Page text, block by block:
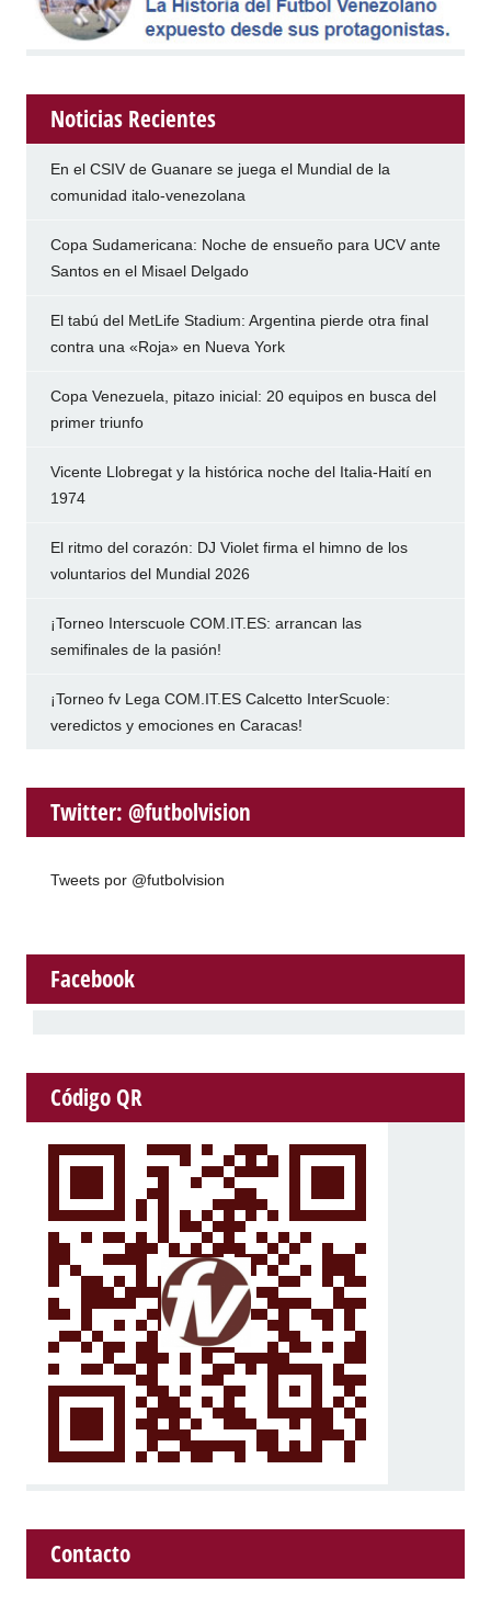
Noticias Recientes
En el CSIV de Guanare se juega el Mundial de la
comunidad italo-venezolana
Copa Sudamericana: Noche de ensueño para UCV ante
Santos en el Misael Delgado
El tabú del MetLife Stadium: Argentina pierde otra final
contra una «Roja» en Nueva York
Copa Venezuela, pitazo inicial: 20 equipos en busca del
primer triunfo
Vicente Llobregat y la histórica noche del Italia-Haití en
1974
El ritmo del corazón: DJ Violet firma el himno de los
voluntarios del Mundial 2026
¡Torneo Interscuole COM.IT.ES: arrancan las
semifinales de la pasión!
¡Torneo fv Lega COM.IT.ES Calcetto InterScuole:
veredictos y emociones en Caracas!
Twitter: @futbolvision
Tweets por @futbolvision
Facebook
Código QR
Contacto